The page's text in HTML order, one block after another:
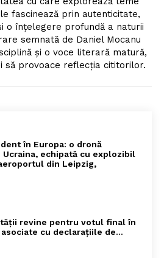
fascinează prin autenticitate,
o înțelegere profundă a naturii
semnată de Daniel Mocanu
și o voce literară matură,
să provoace reflecția cititorilor.
în Europa: o dronă
echipată cu explozibil
din Leipzig,
revine pentru votul final în
cu declarațiile de…